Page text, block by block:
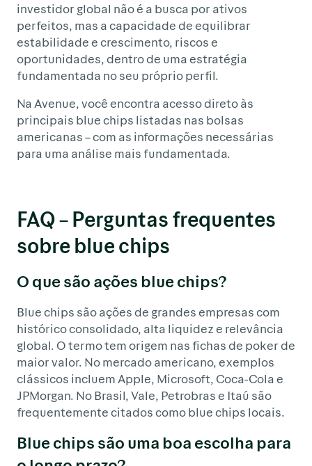
investidor global não é a busca por ativos
perfeitos, mas a capacidade de equilibrar
estabilidade e crescimento, riscos e
oportunidades, dentro de uma estratégia
fundamentada no seu próprio perfil.
Na Avenue, você encontra acesso direto às
principais blue chips listadas nas bolsas
americanas – com as informações necessárias
para uma análise mais fundamentada.
FAQ – Perguntas frequentes
sobre blue chips
O que são ações blue chips?
Blue chips são ações de grandes empresas com
histórico consolidado, alta liquidez e relevância
global. O termo tem origem nas fichas de poker de
maior valor. No mercado americano, exemplos
clássicos incluem Apple, Microsoft, Coca-Cola e
JPMorgan. No Brasil, Vale, Petrobras e Itaú são
frequentemente citados como blue chips locais.
Blue chips são uma boa escolha para